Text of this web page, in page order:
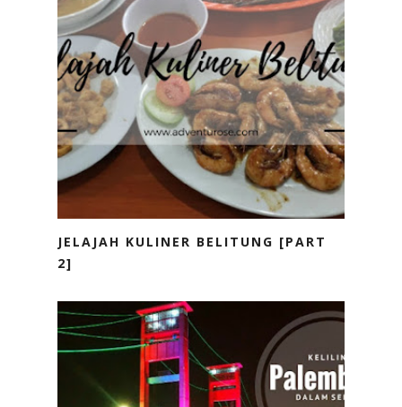
JELAJAH KULINER BELITUNG [PART
2]